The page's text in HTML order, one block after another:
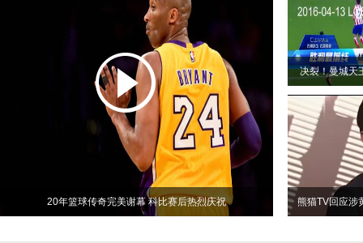
20年篮球传奇完美谢幕 科比赛后热烈庆祝
决裂！曼城天
熊猫TV回应涉